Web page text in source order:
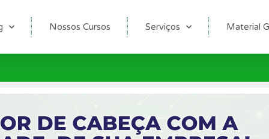
Nossos Cursos Serviços Material